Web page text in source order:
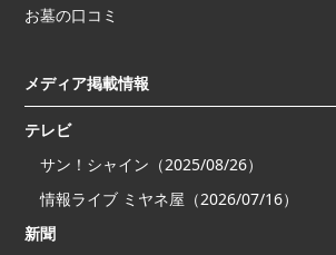
お墓の口コミ
メディア掲載情報
テレビ
サン！シャイン（2025/08/26）
情報ライブ ミヤネ屋（2026/07/16）
新聞